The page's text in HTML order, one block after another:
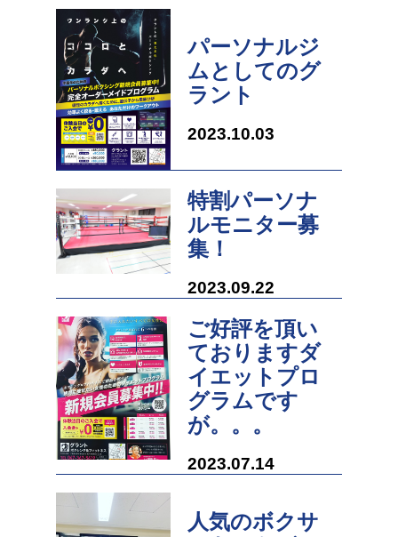
パーソナルジ
ムとしてのグ
ラント
2023.10.03
特割パーソナ
ルモニター募
集！
2023.09.22
ご好評を頂い
ておりますダ
イエットプロ
グラムです
が。。。
2023.07.14
人気のボクサ